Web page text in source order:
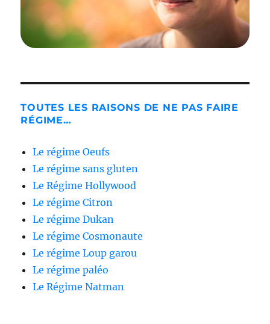
TOUTES LES RAISONS DE NE PAS FAIRE
RÉGIME…
Le régime Oeufs
Le régime sans gluten
Le Régime Hollywood
Le régime Citron
Le régime Dukan
Le régime Cosmonaute
Le régime Loup garou
Le régime paléo
Le Régime Natman